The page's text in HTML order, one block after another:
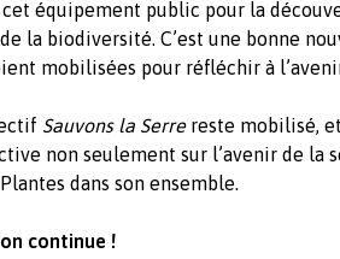
cet équipement public pour la
la biodiversité. C’est une bonne
mobilisées pour réfléchir à
Sauvons la Serrereste mobilisé,
non seulement sur l’avenir de la
dans son ensemble.
continue !